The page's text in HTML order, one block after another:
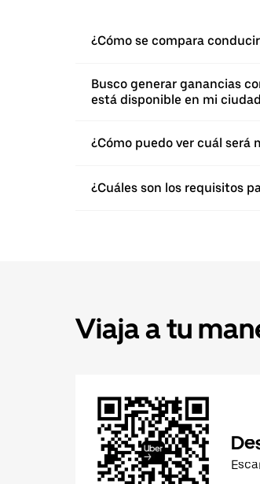
¿Cómo se compara
Busco generar ganancias
está disponible en mi
¿Cómo puedo ver cuál será
¿Cuáles son los requisitos
Viaja a tu